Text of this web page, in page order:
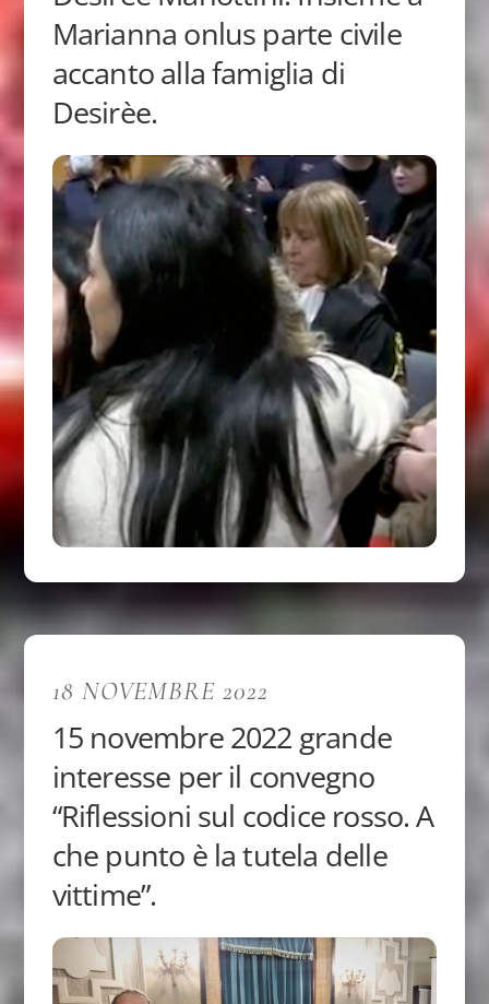
Marianna onlus parte civile
accanto alla famiglia di
Desirèe.
18 NOVEMBRE 2022
15 novembre 2022 grande
interesse per il convegno
“Riflessioni sul codice rosso. A
che punto è la tutela delle
vittime”.